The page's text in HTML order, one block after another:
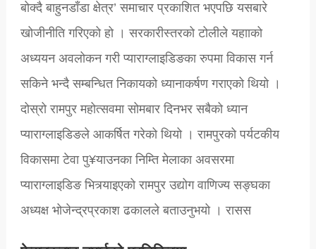
बोक्दै बाहुनडाँडा क्षेत्र’ समाचार प्रकाशित भएपछि यसबारे
खोजीनीति गरिएको हो । सरकारीस्तरको टोलीले यहााको
अध्ययन अवलोकन गरी प्याराग्लाइडिङका रुपमा विकास गर्न
सकिने भन्दै सम्बन्धित निकायको ध्यानाकर्षण गराएको थियो ।
दोस्रो रामपुर महोत्सवमा सोमबार दिनभर सबैको ध्यान
प्याराग्लाइडिङले आकर्षित गरेको थियो । रामपुरको पर्यटकीय
विकासमा टेवा पु¥याउनका निम्ति मेलाका अवसरमा
प्याराग्लाइडिङ भित्र्याइएको रामपुर उद्योग वाणिज्य सङ्घका
अध्यक्ष भोजेन्द्रप्रकाश ढकालले बताउनुभयो । रासस